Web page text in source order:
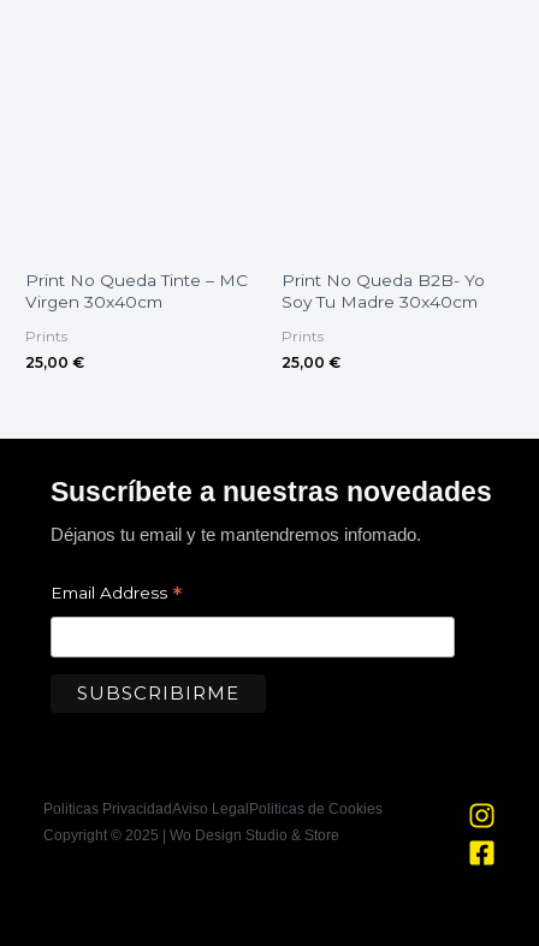
Print No Queda Tinte – MC
Virgen 30x40cm
Prints
25,00 €
Print No Queda B2B- Yo
Soy Tu Madre 30x40cm
Prints
25,00 €
Suscríbete a nuestras novedades
Déjanos tu email y te mantendremos infomado.
Email Address *
Politicas PrivacidadAviso LegalPoliticas de Cookies
Copyright © 2025 | Wo Design Studio & Store
I
n
s
F
a
c